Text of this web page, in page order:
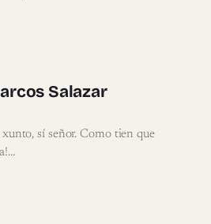
Salazar
sí señor. Como tien que